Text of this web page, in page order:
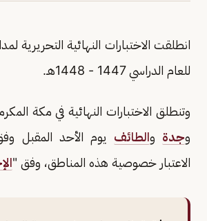
انطلقت الاختبارات النهائية التحريرية
للعام الدراسي 1447 - 1448هـ.
وتنطلق الاختبارات النهائية في مكة
وجدة والطائف يوم الأحد المقبل
الاعتبار خصوصية هذه المناطق، وفق "